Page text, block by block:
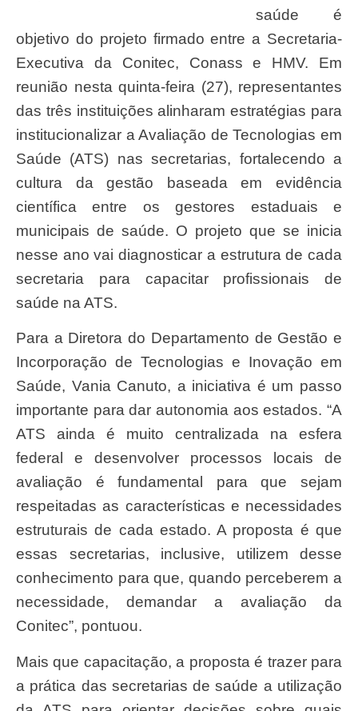
saúde é
objetivo do projeto firmado entre a Secretaria-
Executiva da Conitec, Conass e HMV. Em
reunião nesta quinta-feira (27), representantes
das três instituições alinharam estratégias para
institucionalizar a Avaliação de Tecnologias em
Saúde (ATS) nas secretarias, fortalecendo a
cultura da gestão baseada em evidência
científica entre os gestores estaduais e
municipais de saúde. O projeto que se inicia
nesse ano vai diagnosticar a estrutura de cada
secretaria para capacitar profissionais de
saúde na ATS.
Para a Diretora do Departamento de Gestão e
Incorporação de Tecnologias e Inovação em
Saúde, Vania Canuto, a iniciativa é um passo
importante para dar autonomia aos estados. “A
ATS ainda é muito centralizada na esfera
federal e desenvolver processos locais de
avaliação é fundamental para que sejam
respeitadas as características e necessidades
estruturais de cada estado. A proposta é que
essas secretarias, inclusive, utilizem desse
conhecimento para que, quando perceberem a
necessidade, demandar a avaliação da
Conitec”, pontuou.
Mais que capacitação, a proposta é trazer para
a prática das secretarias de saúde a utilização